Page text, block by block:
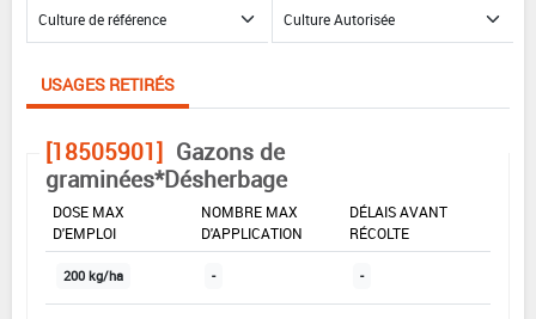
USAGES RETIRÉS
[18505901] Gazons de
graminées*Désherbage
DOSE MAX
D'EMPLOI
NOMBRE MAX
D'APPLICATION
DÉLAIS AVANT
RÉCOLTE
200 kg/ha - -